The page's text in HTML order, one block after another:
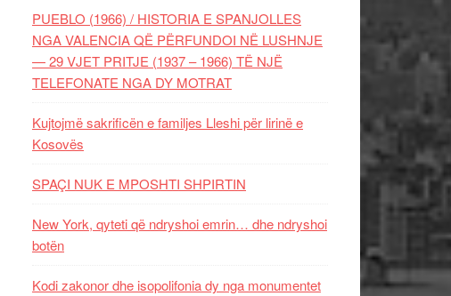
PUEBLO (1966) / HISTORIA E SPANJOLLES
NGA VALENCIA QË PËRFUNDOI NË LUSHNJE
— 29 VJET PRITJE (1937 – 1966) TË NJË
TELEFONATE NGA DY MOTRAT
Kujtojmë sakrificën e familjes Lleshi për lirinë e
Kosovës
SPAÇI NUK E MPOSHTI SHPIRTIN
New York, qyteti që ndryshoi emrin… dhe ndryshoi
botën
Kodi zakonor dhe isopolifonia dy nga monumentet